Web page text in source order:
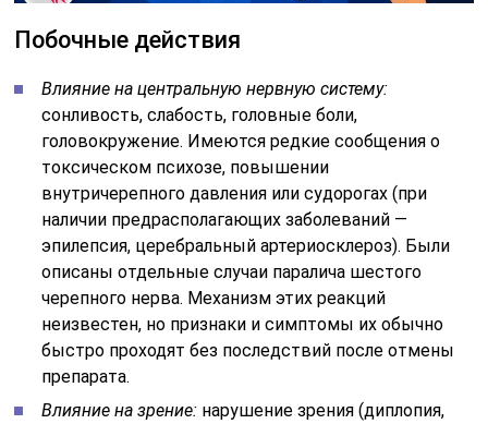
Побочные действия
Влияние на центральную нервную систему:
сонливость, слабость, головные боли,
головокружение. Имеются редкие сообщения о
токсическом психозе, повышении
внутричерепного давления или судорогах (при
наличии предрасполагающих заболеваний —
эпилепсия, церебральный артериосклероз). Были
описаны отдельные случаи паралича шестого
черепного нерва. Механизм этих реакций
неизвестен, но признаки и симптомы их обычно
быстро проходят без последствий после отмены
препарата.
Влияние на зрение: нарушение зрения (диплопия,